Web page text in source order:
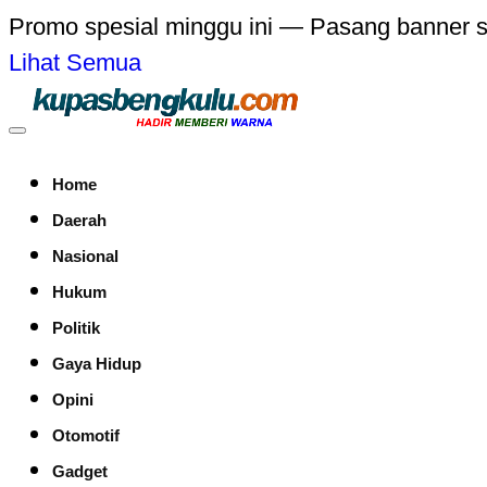
Promo spesial minggu ini — Pasang banner
Lihat Semua
Home
Daerah
Nasional
Hukum
Politik
Gaya Hidup
Opini
Otomotif
Gadget